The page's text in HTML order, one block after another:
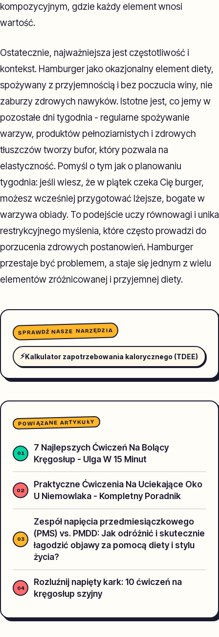
kompozycyjnym, gdzie każdy element wnosi
wartość.
Ostatecznie, najważniejsza jest częstotliwość i
kontekst. Hamburger jako okazjonalny element diety,
spożywany z przyjemnością i bez poczucia winy, nie
zaburzy zdrowych nawyków. Istotne jest, co jemy w
pozostałe dni tygodnia - regularne spożywanie
warzyw, produktów pełnoziarnistych i zdrowych
tłuszczów tworzy bufor, który pozwala na
elastyczność. Pomyśl o tym jak o planowaniu
tygodnia: jeśli wiesz, że w piątek czeka Cię burger,
możesz wcześniej przygotować lżejsze, bogate w
warzywa obiady. To podejście uczy równowagi i unika
restrykcyjnego myślenia, które często prowadzi do
porzucenia zdrowych postanowień. Hamburger
przestaje być problemem, a staje się jednym z wielu
elementów zróżnicowanej i przyjemnej diety.
SPRAWDŹ NASZE NARZĘDZIA
⚡Kalkulator zapotrzebowania kalorycznego (TDEE)
POWIĄZANE ARTYKUŁY
7 Najlepszych Ćwiczeń Na Bolący
Kręgosłup - Ulga W 15 Minut
Praktyczne Ćwiczenia Na Uciekające Oko
U Niemowlaka - Kompletny Poradnik
Zespół napięcia przedmiesiączkowego
(PMS) vs. PMDD: Jak odróżnić i skutecznie
łagodzić objawy za pomocą diety i stylu
życia?
Rozluźnij napięty kark: 10 ćwiczeń na
kręgosłup szyjny